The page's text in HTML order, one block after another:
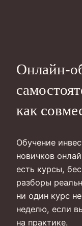
как
Обучение
новичков
есть курсы,
разборы
ни один курс
неделю, если
на практике.